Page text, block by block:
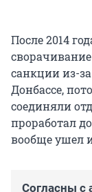
После 2014
санкции из-
Донбассе,
соединяли
проработал
вообще ушел
Согласны с